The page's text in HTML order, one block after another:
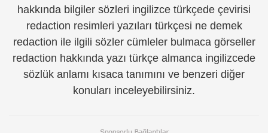
hakkında bilgiler sözleri ingilizce türkçede çevirisi
redaction resimleri yazıları türkçesi ne demek
redaction ile ilgili sözler cümleler bulmaca görseller
redaction hakkında yazı türkçe almanca ingilizcede
sözlük anlamı kısaca tanımını ve benzeri diğer
konuları inceleyebilirsiniz.